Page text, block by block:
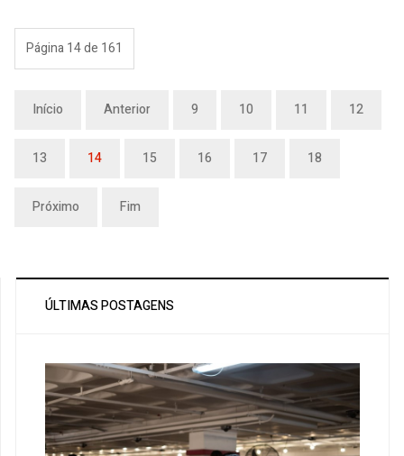
Página 14 de 161
Início Anterior 9 10 11 12
13 14 15 16 17 18
Próximo Fim
ÚLTIMAS POSTAGENS